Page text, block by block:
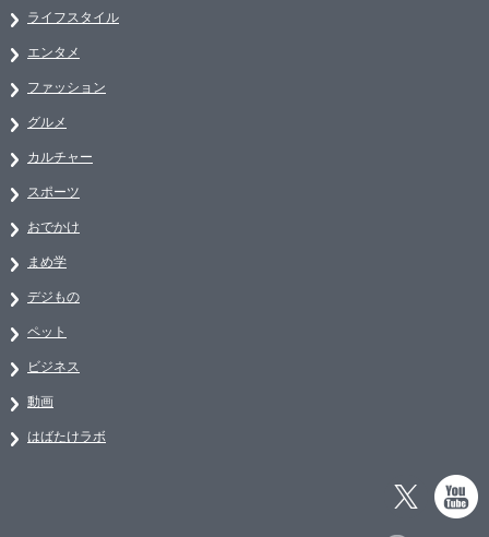
ライフスタイル
エンタメ
ファッション
グルメ
カルチャー
スポーツ
おでかけ
まめ学
デジもの
ペット
ビジネス
動画
はばたけラボ